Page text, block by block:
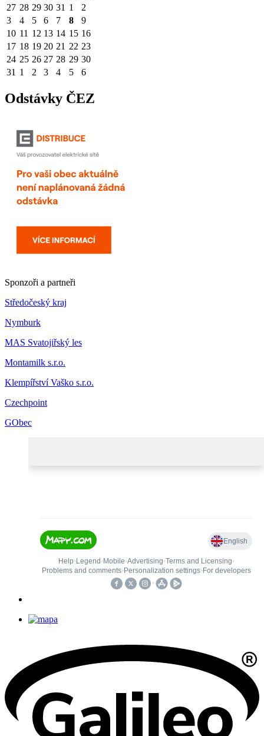
27 28 29 30 31 1
2
3
4 5 6 7 8
9
10 11 12 13 14 15 16
17 18 19 20 21 22 23
24 25 26 27 28 29 30
31 1 2 3 4 5 6
Odstávky ČEZ
Sponzoři a partneři
Středočeský kraj
Nymburk
MAS Svatojiřský les
Montamilk s.r.o.
Klempířství Vaško s.r.o.
Czechpoint
GObec